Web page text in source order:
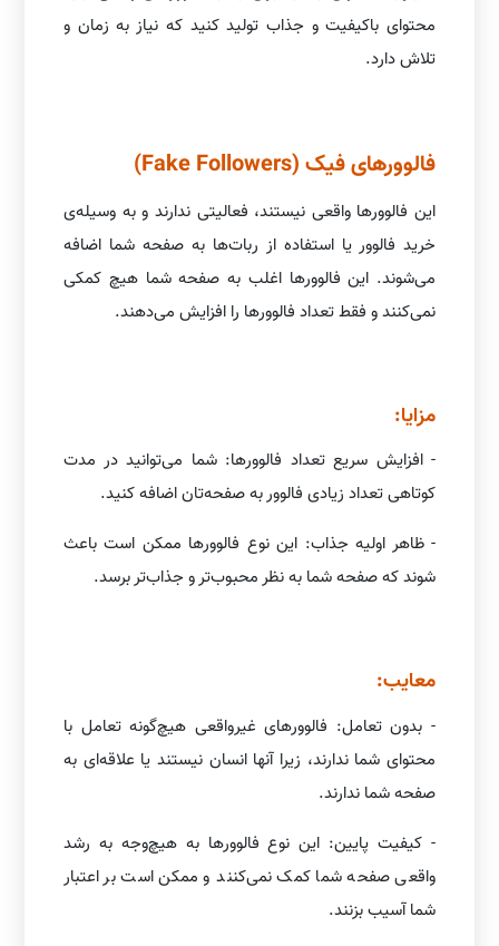
محتوای باکیفیت و جذاب تولید کنید که نیاز به زمان و
تلاش دارد.
فالوورهای فیک (Fake Followers)
این فالوورها واقعی نیستند، فعالیتی ندارند و به وسیله‌ی
خرید فالوور یا استفاده از ربات‌ها به صفحه شما اضافه
می‌شوند. این فالوورها اغلب به صفحه شما هیچ کمکی
نمی‌کنند و فقط تعداد فالوورها را افزایش می‌دهند.
مزایا:
- افزایش سریع تعداد فالوورها: شما می‌توانید در مدت
کوتاهی تعداد زیادی فالوور به صفحه‌تان اضافه کنید.
- ظاهر اولیه جذاب: این نوع فالوورها ممکن است باعث
شوند که صفحه شما به نظر محبوب‌تر و جذاب‌تر برسد.
معایب:
- بدون تعامل: فالوورهای غیرواقعی هیچ‌گونه تعامل با
محتوای شما ندارند، زیرا آنها انسان نیستند یا علاقه‌ای به
صفحه شما ندارند.
- کیفیت پایین: این نوع فالوورها به هیچ‌وجه به رشد
واقعی صفحه شما کمک نمی‌کنند و ممکن است بر اعتبار
شما آسیب بزنند.